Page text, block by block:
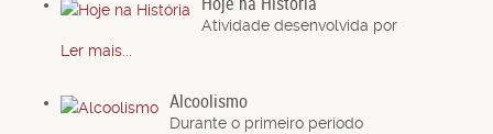
Atividade desenvolvida por
Ler mais...
Alcoolismo
Durante o primeiro período